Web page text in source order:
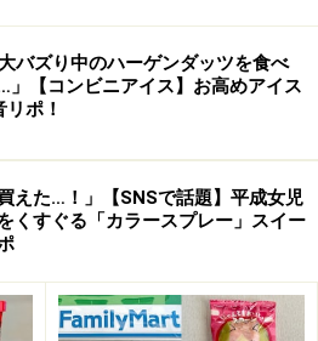
りも豊か！ 「お店で焼いたバター
大バズり中のハーゲンダッツを食べ
」【コンビニアイス】お高めアイス
ポ！
買えた…！」【SNSで話題】平成女児
くすぐる「カラースプレー」スイー